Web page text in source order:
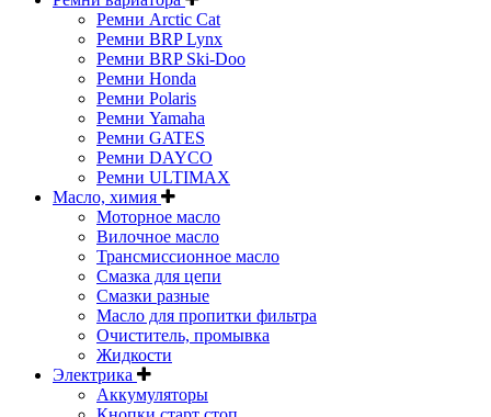
Ремни Arctic Cat
Ремни BRP Lynx
Ремни BRP Ski-Doo
Ремни Honda
Ремни Polaris
Ремни Yamaha
Ремни GATES
Ремни DAYCO
Ремни ULTIMAX
Масло, химия
Моторное масло
Вилочное масло
Трансмиссионное масло
Смазка для цепи
Смазки разные
Масло для пропитки фильтра
Очиститель, промывка
Жидкости
Электрика
Аккумуляторы